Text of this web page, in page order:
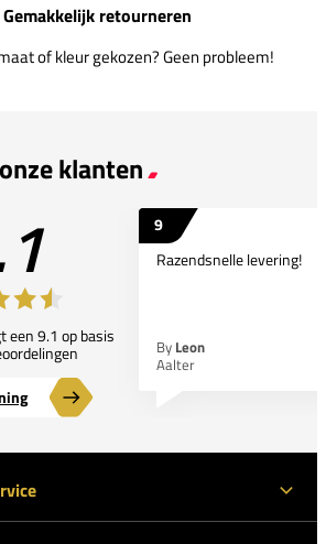
Gemakkelijk retourneren
of kleur gekozen? Geen probleem!
klanten
een 9.1 op basis
9
Razendsnelle levering!
By Leon
Aalter